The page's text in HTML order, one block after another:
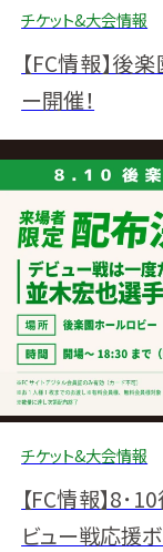
チケット&大会情報
【FC情報】後
ー開催！
チケット&大会情報
【FC情報】8･
ビュー戦応援